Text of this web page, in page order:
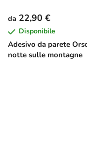
Adesivo da parete
notte sulle montagne
da 22,90 €
Disponibile